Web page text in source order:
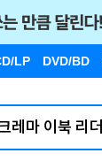
LP DVD/BD